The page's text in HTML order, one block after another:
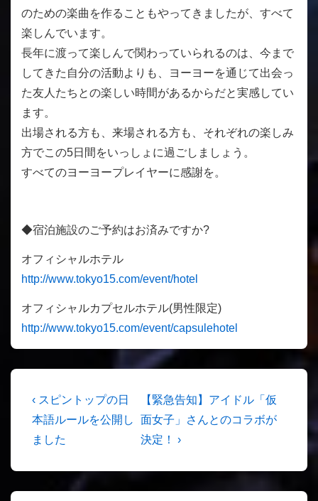
のための楽曲を作ることもやってきましたが、すべて
楽しんでいます。
長年に渡って楽しんで関わっていられるのは、今まで
してきた自分の活動よりも、ヨーヨーを通じて出会っ
た友人たちとの楽しい時間があるからだと実感してい
ます。
出場される方も、来場される方も、それぞれの楽しみ
方でこの5日間をいっしょに過ごしましょう。
すべてのヨーヨープレイヤーに感謝を。
◆宿泊施設のご予約はお済みですか?
オフィシャルホテル
http://www.tokyo15.com/event/hotel
オフィシャルカプセルホテル(男性限定)
http://www.tokyo15.com/event/capsulehotel
投
稿
ナ
ビ
ゲ
前
の
投
‹ スピントップの日
本語ルールを公開し
ました
次
の
投
【緊急告知】アイドル「仮
面女子」さんとのコラボが
決定！ ›